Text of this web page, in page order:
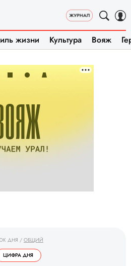
жизни Культура Вояж
ДНЯ / ОБЩИЙ
ЦИФРА ДНЯ